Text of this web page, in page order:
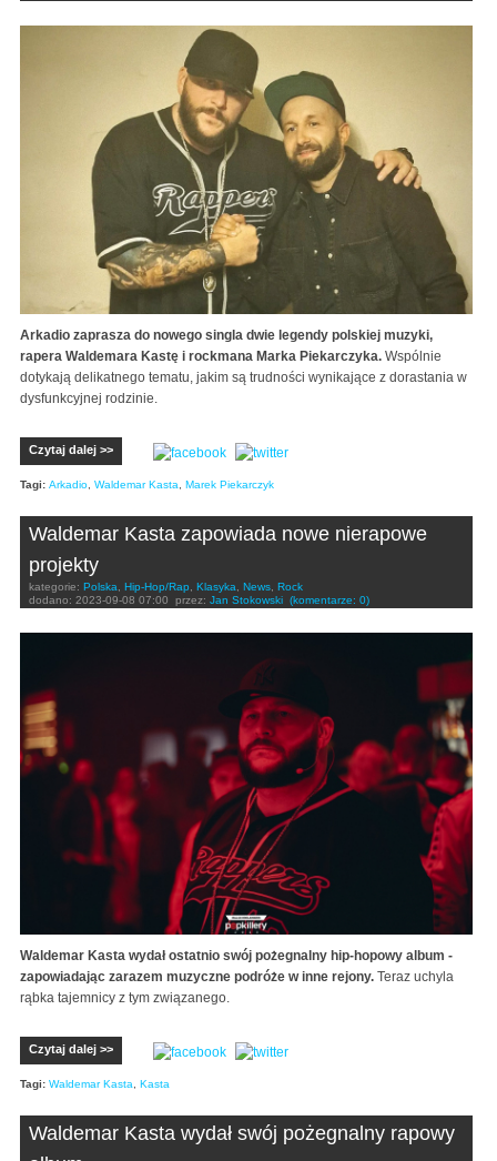
Arkadio zaprasza do nowego singla dwie legendy polskiej muzyki,
rapera Waldemara Kastę i rockmana Marka Piekarczyka. Wspólnie
dotykają delikatnego tematu, jakim są trudności wynikające z dorastania w
dysfunkcyjnej rodzinie.
Czytaj dalej >>
Tagi: Arkadio Waldemar Kasta Marek Piekarczyk
Waldemar Kasta zapowiada nowe nierapowe
projekty
kategorie: Polska Hip-Hop/Rap Klasyka News Rock
dodano: 2023-09-08 07:00 przez: Jan Stokowski (komentarze: 0)
Waldemar Kasta wydał ostatnio swój pożegnalny hip-hopowy album -
zapowiadając zarazem muzyczne podróże w inne rejony. Teraz uchyla
rąbka tajemnicy z tym związanego.
Czytaj dalej >>
Tagi: Waldemar Kasta Kasta
Waldemar Kasta wydał swój pożegnalny rapowy